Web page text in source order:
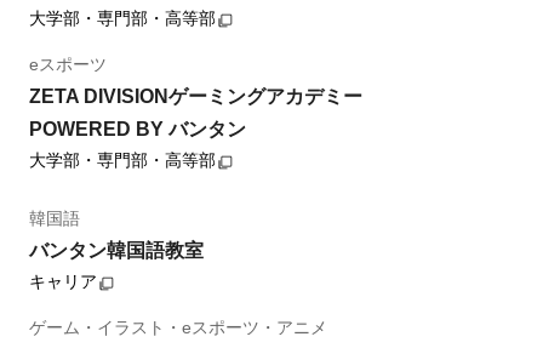
大学部・専門部・高等部
eスポーツ
ZETA DIVISIONゲーミングアカデミー
POWERED BY バンタン
大学部・専門部・高等部
韓国語
バンタン韓国語教室
キャリア
ゲーム・イラスト・eスポーツ・アニメ